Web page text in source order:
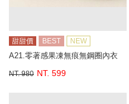
甜甜價 BEST NEW
A21.零著感果凍無痕無鋼圈內衣
NT. 980 NT. 599